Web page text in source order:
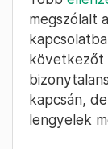
megszólalt
következőt
kapcsán,
lengyelek